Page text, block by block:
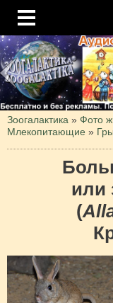
Зоогалактика » Фото
Млекопитающие »
или
(